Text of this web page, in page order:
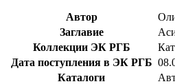
Автор
Заглавие
Коллекции ЭК РГБ
Дата поступления в ЭК РГБ
Каталоги